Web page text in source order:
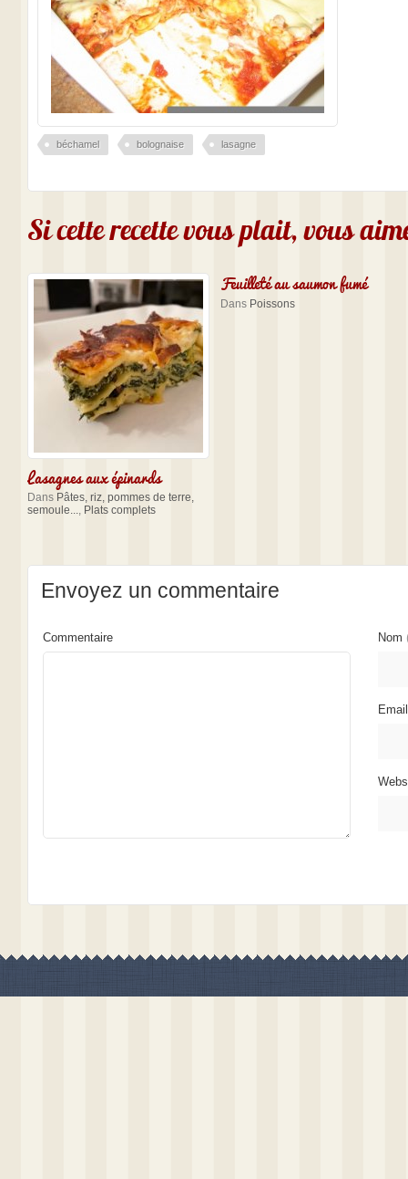
béchamel bolognaise lasagne
Si cette recette vous plait, vous
Lasagnes aux épinards
Dans Pâtes, riz, pommes de terre,
semoule..., Plats complets
Feuilleté au saumon fumé
Dans Poissons
Envoyez un commentaire
Nom
Commentaire